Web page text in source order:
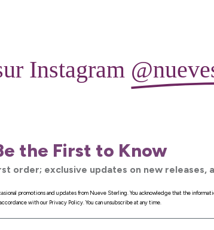
Instagram
the First to Know
order; exclusive updates on new releases,
promotions and updates from Nueve Sterling. You acknowledge that the
accordance with our Privacy Policy. You can unsubscribe at any time.